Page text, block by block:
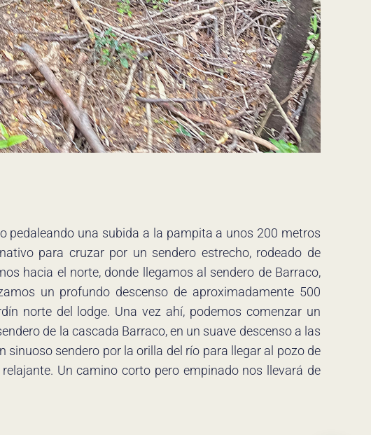
pedaleando una subida a la pampita a unos 200 metros
para cruzar por un sendero estrecho, rodeado de
hacia el norte, donde llegamos al sendero de Barraco,
un profundo descenso de aproximadamente 500
norte del lodge. Una vez ahí, podemos comenzar un
de la cascada Barraco, en un suave descenso a las
sinuoso sendero por la orilla del río para llegar al pozo de
Un camino corto pero empinado nos llevará de